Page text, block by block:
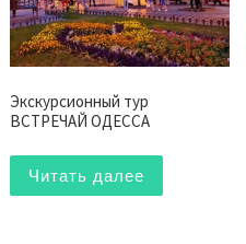
Экскурсионный тур
ВСТРЕЧАЙ ОДЕССА
Читать далее